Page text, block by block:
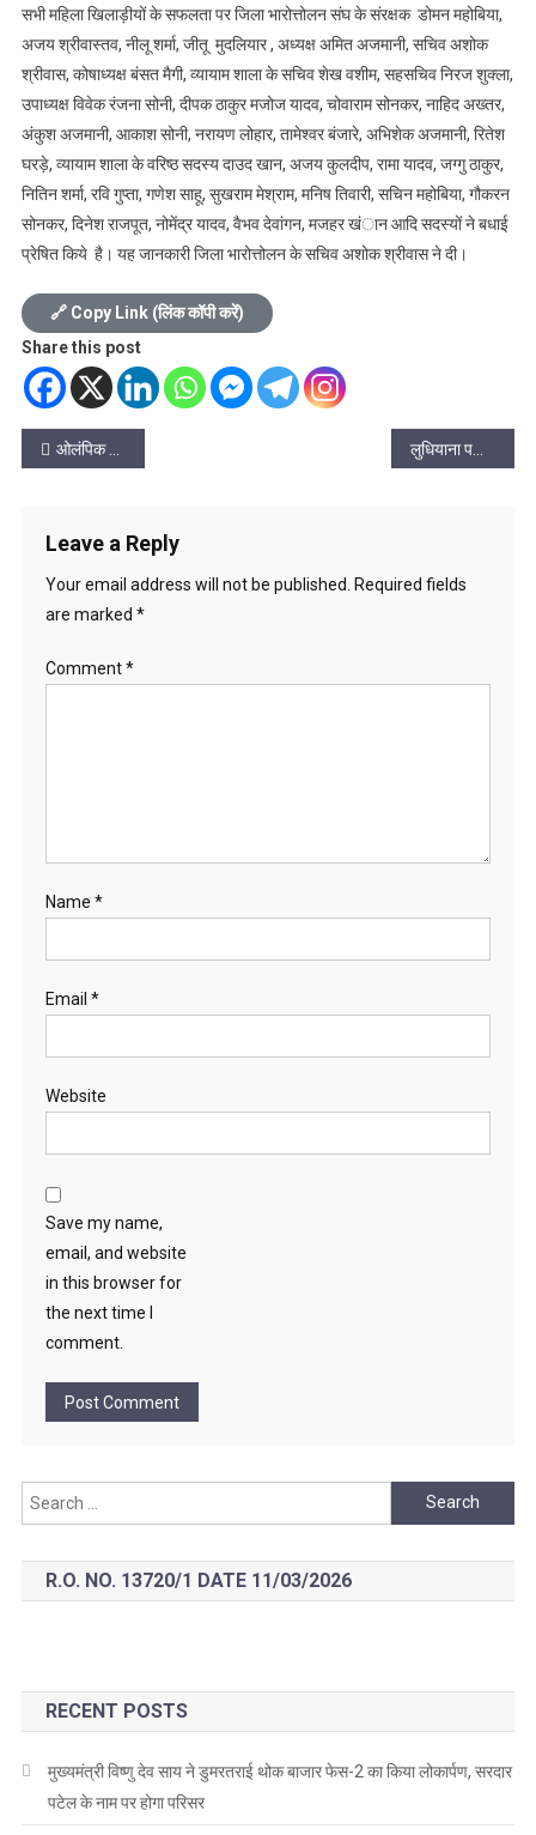
सभी महिला खिलाड़ीयों के सफलता पर जिला भारोत्तोलन संघ के संरक्षक डोमन महोबिया,
अजय श्रीवास्तव, नीलू शर्मा, जीतू मुदलियार , अध्यक्ष अमित अजमानी, सचिव अशोक
श्रीवास, कोषाध्यक्ष बंसत मैगी, व्यायाम शाला के सचिव शेख वशीम, सहसचिव निरज शुक्ला,
उपाध्यक्ष विवेक रंजना सोनी, दीपक ठाकुर मजोज यादव, चोवाराम सोनकर, नाहिद अख्तर,
अंकुश अजमानी, आकाश सोनी, नरायण लोहार, तामेश्वर बंजारे, अभिशेक अजमानी, रितेश
घरड़े, व्यायाम शाला के वरिष्ठ सदस्य दाउद खान, अजय कुलदीप, रामा यादव, जग्गु ठाकुर,
नितिन शर्मा, रवि गुप्ता, गणेश साहू, सुखराम मेश्राम, मनिष तिवारी, सचिन महोबिया, गौकरन
सोनकर, दिनेश राजपूत, नोमेंद्र यादव, वैभव देवांगन, मजहर खंान आदि सदस्यों ने बधाई
प्रेषित किये है। यह जानकारी जिला भारोत्तोलन के सचिव अशोक श्रीवास ने दी।
🔗 Copy Link (लिंक कॉपी करें)
Share this post
Post
ओलंपिक 2024 के अंतर्गत सुकमा जिले में खेलों के प्रति स्थानीय लोगों में भारी उत्साह देखने को मिल रहा है।
Leave a Reply
Your email address will not be published.
Required fields
are marked *
Comment*
Name *
Email *
Website
Save my name,
email, and website
in this browser for
the next time I
comment.
Search
for:
R.O. NO. 13720/1 DATE 11/03/2026
RECENT POSTS
मुख्यमंत्री विष्णु देव साय ने डुमरतराई थोक बाजार फेस-2 का किया लोकार्पण, सरदार
पटेल के नाम पर होगा परिसर